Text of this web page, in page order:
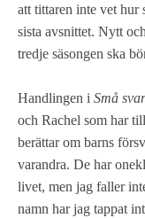
att tittaren inte vet
sista avsnittet. Nytt
tredje säsongen ska
Handlingen i Små
och Rachel som har
berättar om barns
varandra. De har
livet, men jag faller
namn har jag tappat